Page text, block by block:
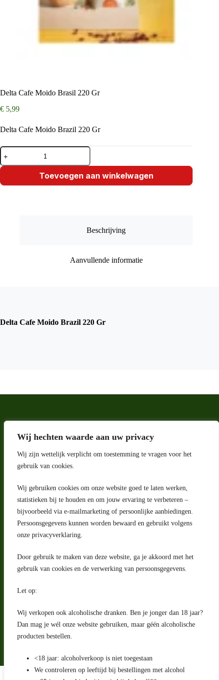
Wij hechten waarde aan uw privacy
Wij zijn wettelijk verplicht om toestemming te vragen voor het
gebruik van cookies.
Wij gebruiken cookies om onze website goed te laten werken,
statistieken bij te houden en om jouw ervaring te verbeteren –
bijvoorbeeld via e-mailmarketing of persoonlijke aanbiedingen.
Persoonsgegevens kunnen worden bewaard en gebruikt volgens
onze privacyverklaring.
Door gebruik te maken van deze website, ga je akkoord met het
gebruik van cookies en de verwerking van persoonsgegevens.
Let op:
Wij verkopen ook alcoholische dranken. Ben je jonger dan 18 jaar?
Dan mag je wél onze website gebruiken, maar géén alcoholische
producten bestellen.
<18 jaar: alcoholverkoop is niet toegestaan
We controleren op leeftijd bij bestellingen met alcohol
Delta Cafe Moido Brasil 220 Gr
€ 5,99
Delta Cafe Moido Brazil 220 Gr
Delta
Cafe
Moido
220
Toevoegen aan winkelwagen
Beschrijving
Aanvullende informatie
Delta Cafe Moido Brazil 220 Gr
Adres
Riga 4 E
2993 LW Barendrecht
Nederland
Contact
klantenservice@portugeseproducten.nl
Facebook
Herroepingsrecht
Bij bezorging van alcoholhoudende dranken voert de bezorger